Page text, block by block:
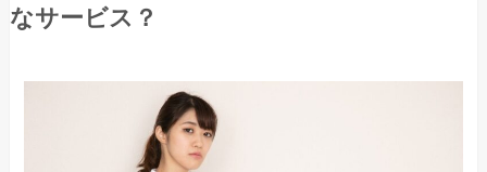
なサービス？